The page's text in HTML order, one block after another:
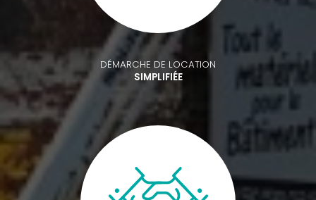
DÉMARCHE DE LOCATION
SIMPLIFIÉE